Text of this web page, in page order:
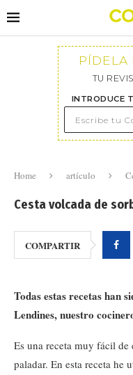
PÍDELA
TU
INTRODUCE
Home artículo
Cesta volcada de
COMPARTIR
Todas estas recetas han
Lendines, nuestro
Es una receta muy fácil
paladar. En esta receta he